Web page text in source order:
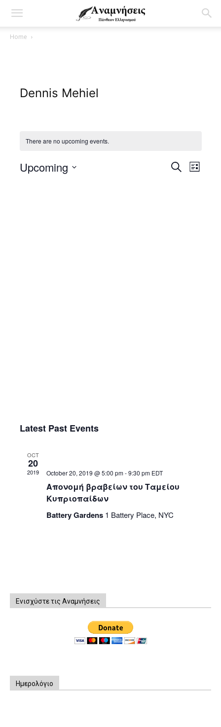
Home
Dennis Mehiel
There are no upcoming events.
Events
Search
List
Upcoming
Latest Past Events
OCT
20
2019 October 20, 2019 @ 5:00 pm-9:30 pm EDT
Απονομή βραβείων του Ταμείου
Κυπριοπαίδων
Battery Gardens 1 Battery Place, NYC
Ενισχύστε τις Αναμνήσεις
Ημερολόγιο